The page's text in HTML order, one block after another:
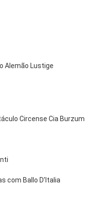
Alemão Lustige
Circense Cia Burzum
com Ballo D’Italia